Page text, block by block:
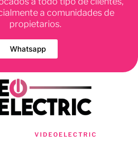
a comunidades de
propietarios.
Whatsapp
VIDEOELECTRIC